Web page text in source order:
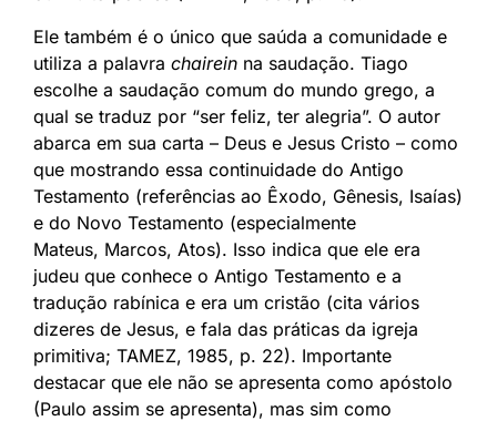
Ele também é o único que saúda a comunidade e
utiliza a palavra chairein na saudação. Tiago
escolhe a saudação comum do mundo grego, a
qual se traduz por “ser feliz, ter alegria”. O autor
abarca em sua carta – Deus e Jesus Cristo – como
que mostrando essa continuidade do Antigo
Testamento (referências ao Êxodo, Gênesis, Isaías)
e do Novo Testamento (especialmente
Mateus, Marcos, Atos). Isso indica que ele era
judeu que conhece o Antigo Testamento e a
tradução rabínica e era um cristão (cita vários
dizeres de Jesus, e fala das práticas da igreja
primitiva; TAMEZ, 1985, p. 22). Importante
destacar que ele não se apresenta como apóstolo
(Paulo assim se apresenta), mas sim como